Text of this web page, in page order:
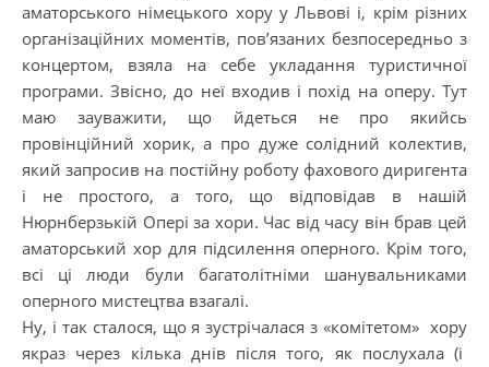
аматорського німецького хору у Львові і, крім різних
організаційних моментів, пов’язаних безпосередньо з
концертом, взяла на себе укладання туристичної
програми. Звісно, до неї входив і похід на оперу. Тут
маю зауважити, що йдеться не про якийсь
провінційний хорик, а про дуже солідний колектив,
який запросив на постійну роботу фахового диригента
і не простого, а того, що відповідав в нашій
Нюрнберзькій Опері за хори. Час від часу він брав цей
аматорський хор для підсилення оперного. Крім того,
всі ці люди були багатолітніми шанувальниками
оперного мистецтва взагалі.
Ну, і так сталося, що я зустрічалася з «комітетом» хору
якраз через кілька днів після того, як послухала (і